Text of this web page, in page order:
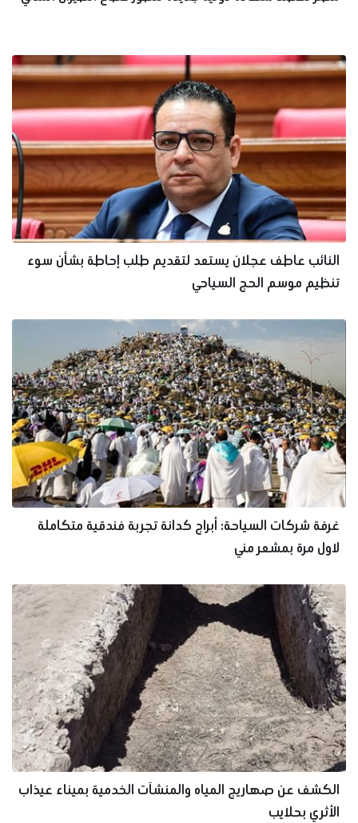
النائب عاطف عجلان يستعد لتقديم طلب إحاطة بشأن سوء
تنظيم موسم الحج السياحي
غرفة شركات السياحة: أبراج كدانة تجربة فندقية متكاملة
لاول مرة بمشعر مني
الكشف عن صهاريج المياه والمنشآت الخدمية بميناء عيذاب
الأثري بحلايب